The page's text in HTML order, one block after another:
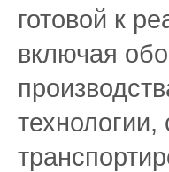
готовой к
включая